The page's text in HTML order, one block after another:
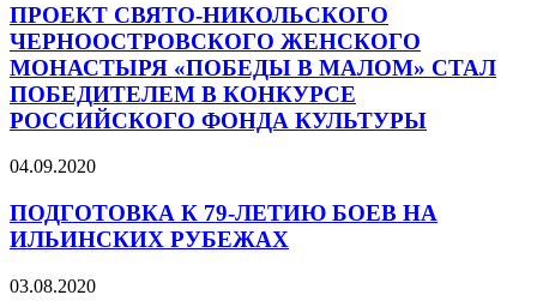
ПРОЕКТ СВЯТО-НИКОЛЬСКОГО
ЧЕРНООСТРОВСКОГО ЖЕНСКОГО
МОНАСТЫРЯ «ПОБЕДЫ В МАЛОМ» СТАЛ
ПОБЕДИТЕЛЕМ В КОНКУРСЕ
РОССИЙСКОГО ФОНДА КУЛЬТУРЫ
04.09.2020
ПОДГОТОВКА К 79-ЛЕТИЮ БОЕВ НА
ИЛЬИНСКИХ РУБЕЖАХ
03.08.2020